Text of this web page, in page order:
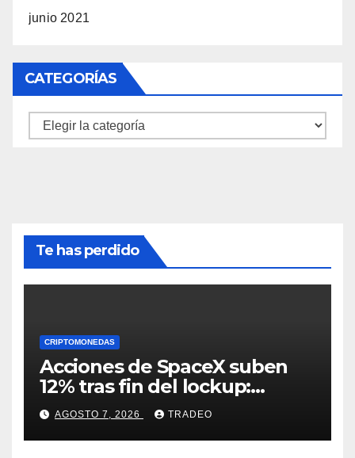
junio 2021
CATEGORÍAS
Categorías
Te has perdido
CRIPTOMONEDAS
Acciones de SpaceX suben
12% tras fin del lockup:
¿Hasta dónde podrían llegar
en agosto?
AGOSTO 7, 2026 TRADEO